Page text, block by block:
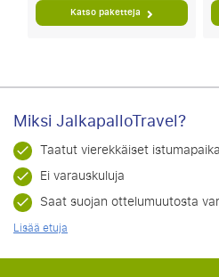
Katso paketteja
Miksi JalkapalloTravel?
Taatut vierekkäiset
Ei varauskuluja
Saat suojan ottelumuutosta
Lisää etuja